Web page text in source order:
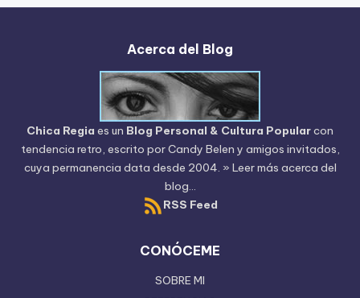
Acerca del Blog
Chica Regia es un Blog Personal & Cultura Popularcon
tendencia retro, escrito porCandy Belen y amigos invitados,
cuya permanencia data desde 2004. » Leer más acerca del
blog...
RSS Feed
CONÓCEME
SOBRE MI